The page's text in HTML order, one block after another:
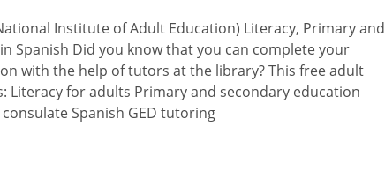
Institute of Adult Education) Literacy, Primary and
Spanish Did you know that you can complete your
with the help of tutors at the library? This free adult
for adults Primary and secondary education
Spanish GED tutoring